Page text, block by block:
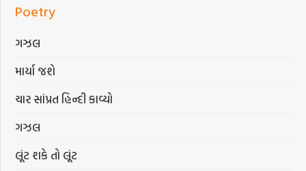
Poetry
ગઝલ
માર્યા જશે
ચાર સાંપ્રત હિન્દી કાવ્યો
ગઝલ
લૂંટ શકે તો લૂંટ